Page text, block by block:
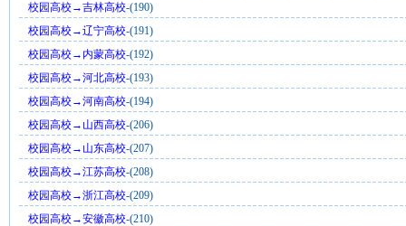
校园高校→吉林高校-(190)
校园高校→辽宁高校-(191)
校园高校→内蒙高校-(192)
校园高校→河北高校-(193)
校园高校→河南高校-(194)
校园高校→山西高校-(206)
校园高校→山东高校-(207)
校园高校→江苏高校-(208)
校园高校→浙江高校-(209)
校园高校→安徽高校-(210)